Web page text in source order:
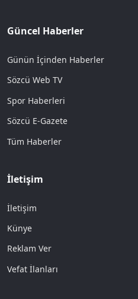
Güncel Haberler
Günün İçinden Haberler
Sözcü Web TV
Spor Haberleri
Sözcü E-Gazete
Tüm Haberler
İletişim
İletişim
Künye
Reklam Ver
Vefat İlanları